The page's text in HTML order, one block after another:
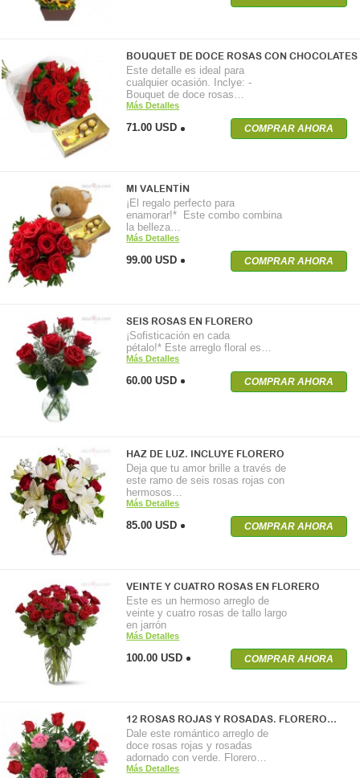
BOUQUET DE DOCE ROSAS CON CHOCOLATES
Este detalle es ideal para
cualquier ocasión. Inclye: -
Bouquet de doce rosas…
Más Detalles
71.00 USD COMPRAR AHORA
MI VALENTÍN
¡El regalo perfecto para
enamorar!* Este combo combina
la belleza…
Más Detalles
99.00 USD COMPRAR AHORA
SEIS ROSAS EN FLORERO
¡Sofisticación en cada
pétalo!* Este arreglo floral es…
Más Detalles
60.00 USD COMPRAR AHORA
HAZ DE LUZ. INCLUYE FLORERO
Deja que tu amor brille a través de
este ramo de seis rosas rojas con
hermosos…
Más Detalles
85.00 USD COMPRAR AHORA
VEINTE Y CUATRO ROSAS EN FLORERO
Este es un hermoso arreglo de
veinte y cuatro rosas de tallo largo
en jarrón
Más Detalles
100.00 USD COMPRAR AHORA
12 ROSAS ROJAS Y ROSADAS. FLORERO…
Dale este romántico arreglo de
doce rosas rojas y rosadas
adornado con verde. Florero…
Más Detalles